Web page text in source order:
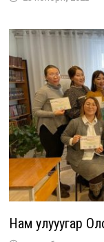
Нам улууһугар